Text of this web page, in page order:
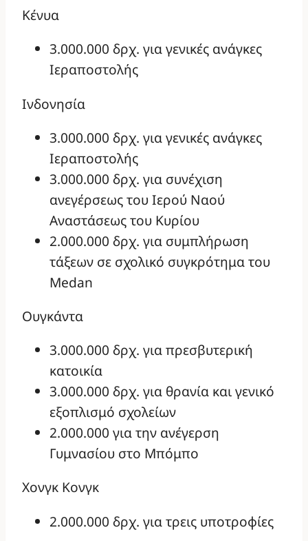
Κένυα
3.000.000 δρχ. για γενικές ανάγκες
Ιεραποστολής
Ινδονησία
3.000.000 δρχ. για γενικές ανάγκες
Ιεραποστολής
3.000.000 δρχ. για συνέχιση
ανεγέρσεως του Ιερού Ναού
Αναστάσεως του Κυρίου
2.000.000 δρχ. για συμπλήρωση
τάξεων σε σχολικό συγκρότημα του
Medan
Ουγκάντα
3.000.000 δρχ. για πρεσβυτερική
κατοικία
3.000.000 δρχ. για θρανία και γενικό
εξοπλισμό σχολείων
2.000.000 για την ανέγερση
Γυμνασίου στο Μπόμπο
Χονγκ Κονγκ
2.000.000 δρχ. για τρεις υποτροφίες